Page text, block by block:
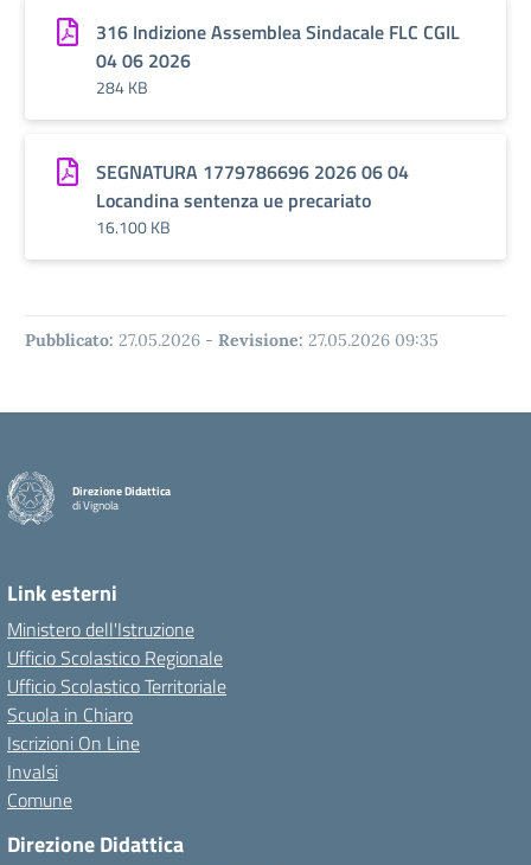
316 Indizione Assemblea Sindacale FLC CGIL
04 06 2026
284 KB
SEGNATURA 1779786696 2026 06 04
Locandina sentenza ue precariato
16.100 KB
Pubblicato: 27.05.2026 - Revisione: 27.05.2026 09:35
Direzione Didattica
di Vignola
Link esterni
Ministero dell'Istruzione
Ufficio Scolastico Regionale
Ufficio Scolastico Territoriale
Scuola in Chiaro
Iscrizioni On Line
Invalsi
Comune
Direzione Didattica